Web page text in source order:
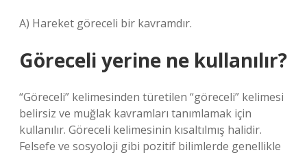
A) Hareket göreceli bir kavramdır.
Göreceli yerine ne kullanılır?
“Göreceli” kelimesinden türetilen “göreceli” kelimesi
belirsiz ve muğlak kavramları tanımlamak için
kullanılır. Göreceli kelimesinin kısaltılmış halidir.
Felsefe ve sosyoloji gibi pozitif bilimlerde genellikle